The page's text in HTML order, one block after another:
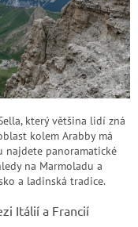
který většina lidí zná
kolem Arabby má
najdete panoramatické
na Marmoladu a
a ladinská tradice.
Itálií a Francií